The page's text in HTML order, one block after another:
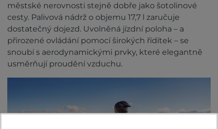
městské nerovnosti stejně dobře jako šotolinové
cesty. Palivová nádrž o objemu 17,7 l zaručuje
dostatečný dojezd. Uvolněná jízdní poloha – a
přirozené ovládání pomocí širokých řídítek – se
snoubí s aerodynamickými prvky, které elegantně
usměrňují proudění vzduchu.